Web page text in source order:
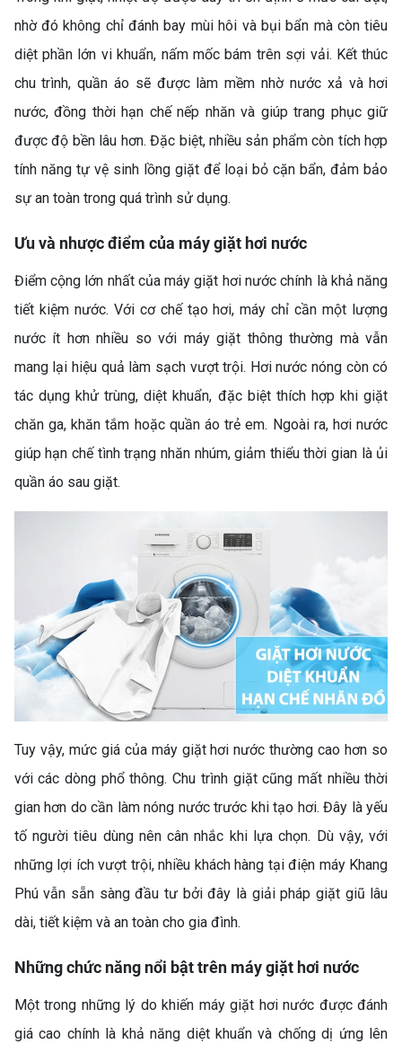
nhờ đó không chỉ đánh bay mùi hôi và bụi bẩn mà còn tiêu
diệt phần lớn vi khuẩn, nấm mốc bám trên sợi vải. Kết thúc
chu trình, quần áo sẽ được làm mềm nhờ nước xả và hơi
nước, đồng thời hạn chế nếp nhăn và giúp trang phục giữ
được độ bền lâu hơn. Đặc biệt, nhiều sản phẩm còn tích hợp
tính năng tự vệ sinh lồng giặt để loại bỏ cặn bẩn, đảm bảo
sự an toàn trong quá trình sử dụng.
Ưu và nhược điểm của máy giặt hơi nước
Điểm cộng lớn nhất của máy giặt hơi nước chính là khả năng
tiết kiệm nước. Với cơ chế tạo hơi, máy chỉ cần một lượng
nước ít hơn nhiều so với máy giặt thông thường mà vẫn
mang lại hiệu quả làm sạch vượt trội. Hơi nước nóng còn có
tác dụng khử trùng, diệt khuẩn, đặc biệt thích hợp khi giặt
chăn ga, khăn tắm hoặc quần áo trẻ em. Ngoài ra, hơi nước
giúp hạn chế tình trạng nhăn nhúm, giảm thiểu thời gian là ủi
quần áo sau giặt.
Tuy vậy, mức giá của máy giặt hơi nước thường cao hơn so
với các dòng phổ thông. Chu trình giặt cũng mất nhiều thời
gian hơn do cần làm nóng nước trước khi tạo hơi. Đây là yếu
tố người tiêu dùng nên cân nhắc khi lựa chọn. Dù vậy, với
những lợi ích vượt trội, nhiều khách hàng tại điện máy Khang
Phú vẫn sẵn sàng đầu tư bởi đây là giải pháp giặt giũ lâu
dài, tiết kiệm và an toàn cho gia đình.
Những chức năng nổi bật trên máy giặt hơi nước
Một trong những lý do khiến máy giặt hơi nước được đánh
giá cao chính là khả năng diệt khuẩn và chống dị ứng lên
TỦ LẠNH FUNIKI FR-
126ISU – SỰ LỰA CHỌN
NHỎ GỌN, TIẾT KIỆM CHO
MỌI GIA ĐÌNH
TỦ LẠNH LG 217L
LTB21BLMD – GIẢI PHÁP
BẢO QUẢN THỰC PHẨM
ĐẠI